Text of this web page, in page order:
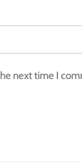
next time I